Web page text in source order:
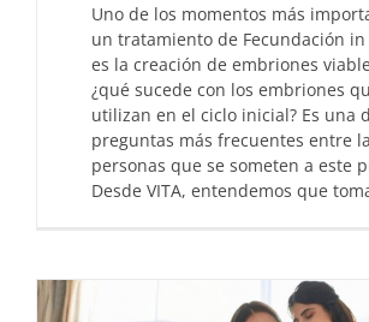
Uno de los momentos más
un tratamiento de Fecundación in
es la creación de embriones
¿qué sucede con los embriones
utilizan en el ciclo inicial? Es una
preguntas más frecuentes entre
personas que se someten a este
Desde VITA, entendemos que